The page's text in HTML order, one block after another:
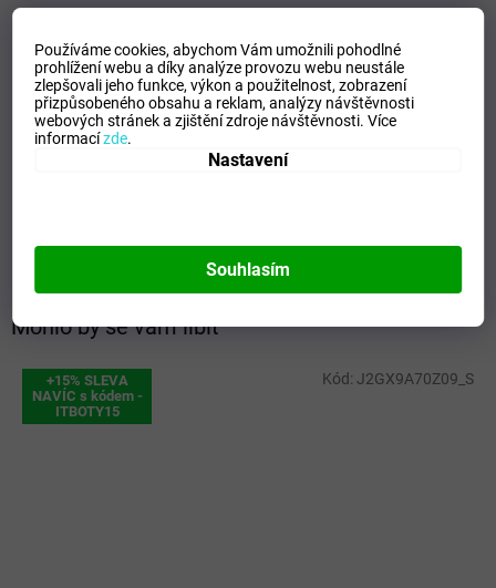
Používáme cookies, abychom Vám umožnili pohodlné
prohlížení webu a díky analýze provozu webu neustále
zlepšovali jeho funkce, výkon a použitelnost,zobrazení
přizpůsobeného obsahu a reklam, analýzy návštěvnosti
webových stránek a zjištění zdroje návštěvnosti.Více
informacízde.
Nastavení
Souhlasím
Mohlo by se vám líbit
+15% SLEVA
NAVÍC s kódem -
ITBOTY15
Kód: J2GX9A70Z09_S
Doplňkové parametry
Kategorie:
Ponožky
EAN:
Barva: Black/Grey